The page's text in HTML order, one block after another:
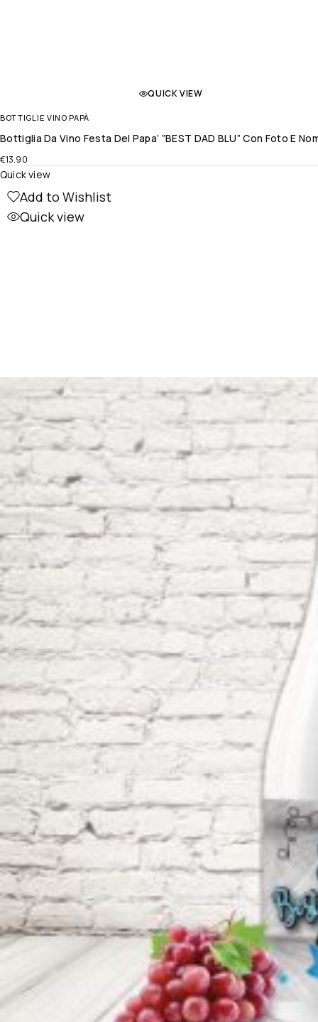
QUICK VIEW
BOTTIGLIE VINO PAPÀ
Bottiglia Da Vino Festa Del Papa’ ”BEST DAD BLU” Con Foto E
€13.90
Add to Wishlist
Quick view
Quick view